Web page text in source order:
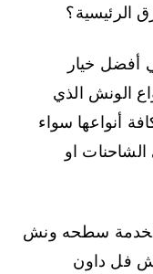
الرئيسية؟
أفضل خيار
الونش الذي
أنواعها سواء
الشاحنات او
لخدمة سطحه ونش
فل داون